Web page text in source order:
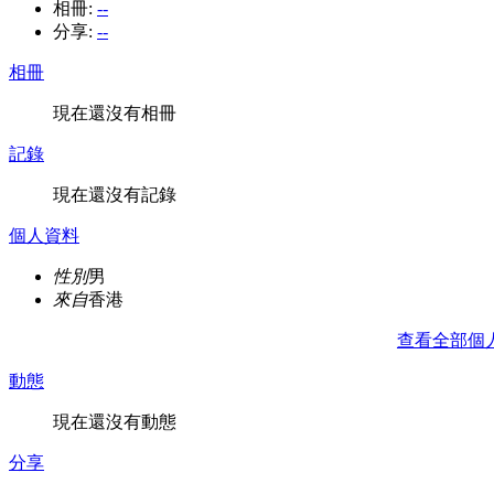
相冊: --
分享: --
相冊
現在還沒有相冊
記錄
現在還沒有記錄
個人資料
性別男
來自香港
查看全部個
動態
現在還沒有動態
分享